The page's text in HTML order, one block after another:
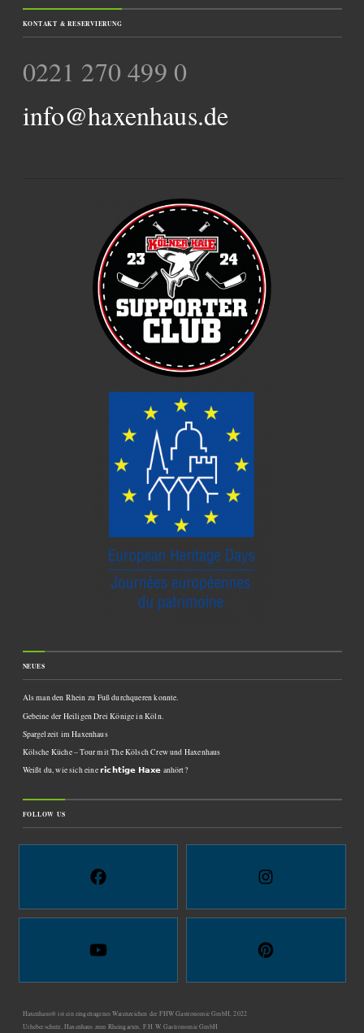
KONTAKT & RESERVIERUNG
0221 270 499 0
info@haxenhaus.de
NEUES
Als man den Rhein zu Fuß durchqueren konnte.
Gebeine der Heiligen Drei Könige in Köln.
Spargelzeit im Haxenhaus
Kölsche Küche – Tour mit The Kölsch Crew und Haxenhaus
Weißt du, wie sich eine 𝗿𝗶𝗰𝗵𝘁𝗶𝗴𝗲 𝗛𝗮𝘅𝗲 anhört?
FOLLOW US
Haxenhaus® ist ein eingetragenes Warenzeichen der FHW Gastronomie GmbH, 2022
Urheberschutz, Haxenhaus zum Rheingarten, F.H.W. Gastronomie GmbH